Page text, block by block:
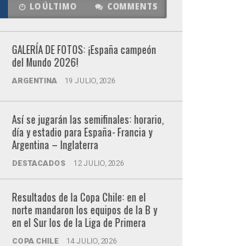
LO ÚLTIMO COMMENTS
GALERÍA DE FOTOS: ¡España campeón
del Mundo 2026!
ARGENTINA 19 JULIO, 2026
Así se jugarán las semifinales: horario,
día y estadio para España- Francia y
Argentina – Inglaterra
DESTACADOS 12 JULIO, 2026
Resultados de la Copa Chile: en el
norte mandaron los equipos de la B y
en el Sur los de la Liga de Primera
COPA CHILE 14 JULIO, 2026